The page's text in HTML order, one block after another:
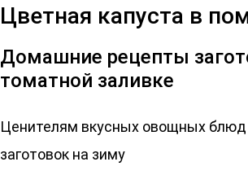
Цветная капуста в
Домашние рецепты
томатной заливке
Ценителям вкусных овощных
заготовок на зиму